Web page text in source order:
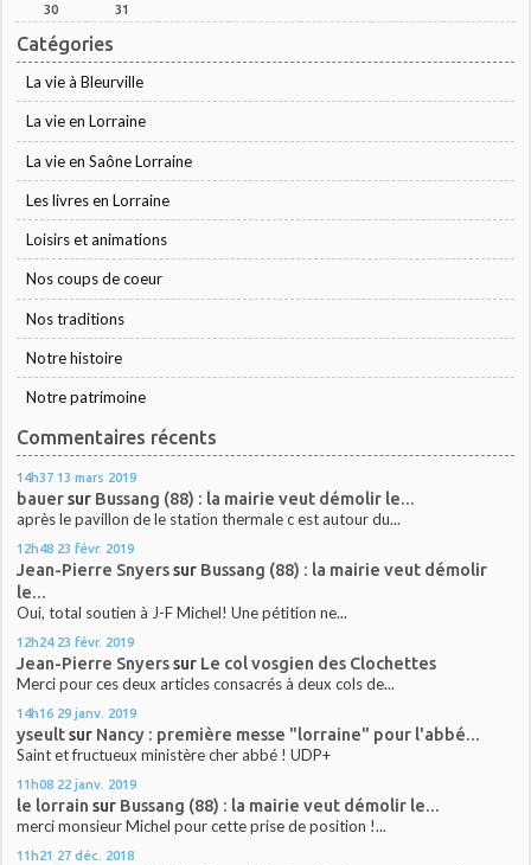
30
31
Catégories
La vie à Bleurville
La vie en Lorraine
La vie en Saône Lorraine
Les livres en Lorraine
Loisirs et animations
Nos coups de coeur
Nos traditions
Notre histoire
Notre patrimoine
Commentaires récents
14h37 13 mars 2019
bauersur Bussang (88) : la mairie veut démolir le...
après le pavillon de le station thermale c est autour du...
12h48 23 févr. 2019
Jean-Pierre Snyerssur Bussang (88) : la mairie veut démolir
le...
Oui, total soutien à J-F Michel! Une pétition ne...
12h24 23 févr. 2019
Jean-Pierre Snyerssur Le col vosgien des Clochettes
Merci pour ces deux articles consacrés à deux cols de...
14h16 29 janv. 2019
yseultsur Nancy : première messe "lorraine" pour l'abbé...
Saint et fructueux ministère cher abbé ! UDP+
11h08 22 janv. 2019
le lorrain sur Bussang (88) : la mairie veut démolir le...
merci monsieur Michel pour cette prise de position !...
11h21 27 déc. 2018